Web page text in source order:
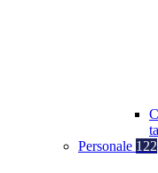
Personale 122